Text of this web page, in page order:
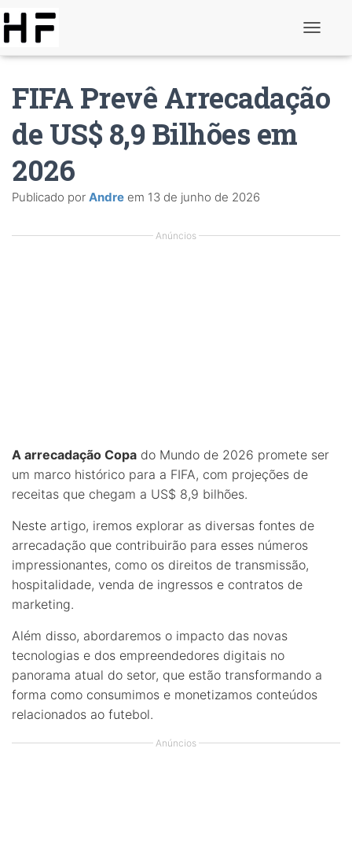
r
n
a
FIFA Prevê Arrecadação
de US$ 8,9 Bilhões em
2026
Publicado por Andre em 13 de junho de 2026
Anúncios
A arrecadação Copa do Mundo de 2026 promete ser
um marco histórico para a FIFA, com projeções de
receitas que chegam a US$ 8,9 bilhões.
Neste artigo, iremos explorar as diversas fontes de
arrecadação que contribuirão para esses números
impressionantes, como os direitos de transmissão,
hospitalidade, venda de ingressos e contratos de
marketing.
Além disso, abordaremos o impacto das novas
tecnologias e dos empreendedores digitais no
panorama atual do setor, que estão transformando a
forma como consumimos e monetizamos conteúdos
relacionados ao futebol.
Anúncios